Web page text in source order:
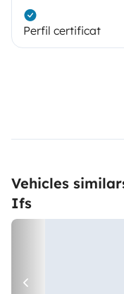
Perfil certificat
Vehicles
Ifs